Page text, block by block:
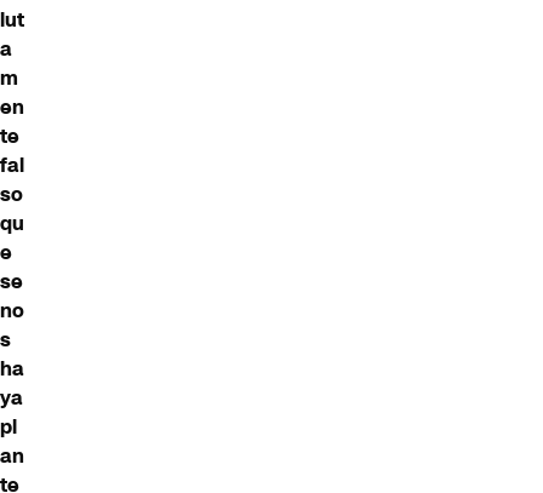
lut
a
m
en
te
fal
so
qu
e
se
no
s
ha
ya
pl
an
te